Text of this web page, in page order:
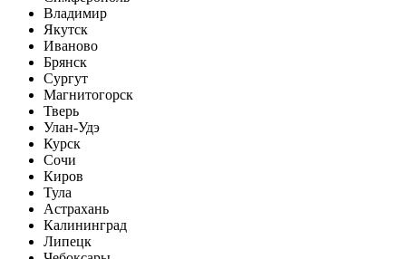
Владимир
Якутск
Иваново
Брянск
Сургут
Магнитогорск
Тверь
Улан-Удэ
Курск
Сочи
Киров
Тула
Астрахань
Калининград
Липецк